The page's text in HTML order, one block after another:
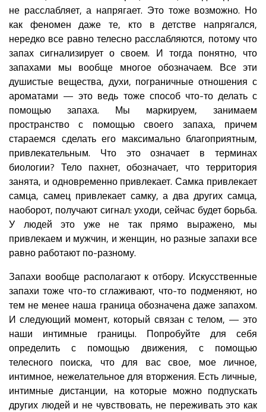
не расслабляет, а напрягает. Это тоже возможно. Но
как феномен даже те, кто в детстве напрягался,
нередко все равно телесно расслабляются, потому что
запах сигнализирует о своем. И тогда понятно, что
запахами мы вообще многое обозначаем. Все эти
душистые вещества, духи, пограничные отношения с
ароматами — это ведь тоже способ что-то делать с
помощью запаха. Мы маркируем, занимаем
пространство с помощью своего запаха, причем
стараемся сделать его максимально благоприятным,
привлекательным. Что это означает в терминах
биологии? Тело пахнет, обозначает, что территория
занята, и одновременно привлекает. Самка привлекает
самца, самец привлекает самку, а два других самца,
наоборот, получают сигнал: уходи, сейчас будет борьба.
У людей это уже не так прямо выражено, мы
привлекаем и мужчин, и женщин, но разные запахи все
равно работают по-разному.
Запахи вообще располагают к отбору. Искусственные
запахи тоже что-то сглаживают, что-то подменяют, но
тем не менее наша граница обозначена даже запахом.
И следующий момент, который связан с телом, — это
наши интимные границы. Попробуйте для себя
определить с помощью движения, с помощью
телесного поиска, что для вас свое, мое личное,
интимное, нежелательное для вторжения. Есть личные,
интимные дистанции, на которые можно подпускать
других людей и не чувствовать, не переживать это как